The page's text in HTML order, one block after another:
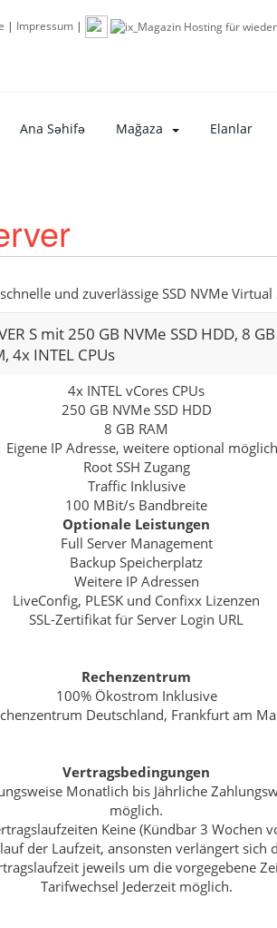
| Impressum |
Ana Səhifə Mağaza Elanlar
und zuverlässige SSD NVMe Virtual
S mit 250 GB NVMe SSD HDD, 8 GB
4x INTEL CPUs
4x INTEL vCores CPUs
250 GB NVMe SSD HDD
8 GB RAM
Eigene IP Adresse, weitere optional möglich
Root SSH Zugang
Traffic Inklusive
100 MBit/s Bandbreite
Optionale Leistungen
Full Server Management
Backup Speicherplatz
Weitere IP Adressen
LiveConfig, PLESK und Confixx Lizenzen
SSL-Zertifikat für Server Login URL
Rechenzentrum
100% Ökostrom Inklusive
Deutschland, Frankfurt am
Vertragsbedingungen
Monatlich bis Jährliche
möglich.
Keine (Kündbar 3 Wochen
der Laufzeit, ansonsten verlängert sich
jeweils um die vorgegebene
Tarifwechsel Jederzeit möglich.